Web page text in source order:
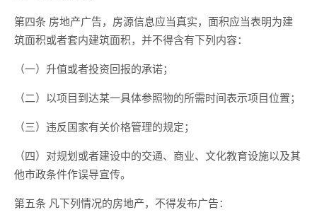
第四条 房地产广告，房源信息应当真实，面积应当表明为建
筑面积或者套内建筑面积，并不得含有下列内容：
（一）升值或者投资回报的承诺；
（二）以项目到达某一具体参照物的所需时间表示项目位置；
（三）违反国家有关价格管理的规定；
（四）对规划或者建设中的交通、商业、文化教育设施以及其
他市政条件作误导宣传。
第五条 凡下列情况的房地产，不得发布广告：